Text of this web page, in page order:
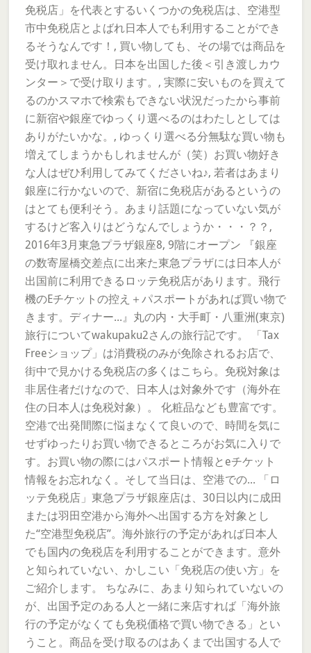
免税店」を代表とするいくつかの免税店は、空港型
市中免税店とよばれ日本人でも利用することができ
るそうなんです！, 買い物しても、その場では商品を
受け取れません。日本を出国した後＜引き渡しカウ
ンター＞で受け取ります。, 実際に安いものを買えて
るのかスマホで検索もできない状況だったから事前
に新宿や銀座でゆっくり選べるのはわたしとしては
ありがたいかな。, ゆっくり選べる分無駄な買い物も
増えてしまうかもしれませんが（笑）お買い物好き
な人はぜひ利用してみてくださいね♪, 若者はあまり
銀座に行かないので、新宿に免税店があるというの
はとても便利そう。あまり話題になっていない気が
するけど客入りはどうなんでしょうか・・・？？,
2016年3月東急プラザ銀座8, 9階にオープン 『銀座
の数寄屋橋交差点に出来た東急プラザには日本人が
出国前に利用できるロッテ免税店があります。飛行
機のEチケットの控え＋パスポートがあれば買い物で
きます。ディナー...』丸の内・大手町・八重洲(東京)
旅行についてwakupaku2さんの旅行記です。 「Tax
Freeショップ」は消費税のみが免除されるお店で、
街中で見かける免税店の多くはこちら。免税対象は
非居住者だけなので、日本人は対象外です（海外在
住の日本人は免税対象）。 化粧品なども豊富です。
空港で出発間際に悩まなくて良いので、時間を気に
せずゆったりお買い物できるところがお気に入りで
す。お買い物の際にはパスポート情報とeチケット
情報をお忘れなく。そして当日は、空港での... 「ロ
ッテ免税店」東急プラザ銀座店は、30日以内に成田
または羽田空港から海外へ出国する方を対象とし
た“空港型免税店”。海外旅行の予定があれば日本人
でも国内の免税店を利用することができます。意外
と知られていない、かしこい「免税店の使い方」を
ご紹介します。 ちなみに、あまり知られていないの
が、出国予定のある人と一緒に来店すれば「海外旅
行の予定がなくても免税価格で買い物できる」とい
うこと。商品を受け取るのはあくまで出国する人で